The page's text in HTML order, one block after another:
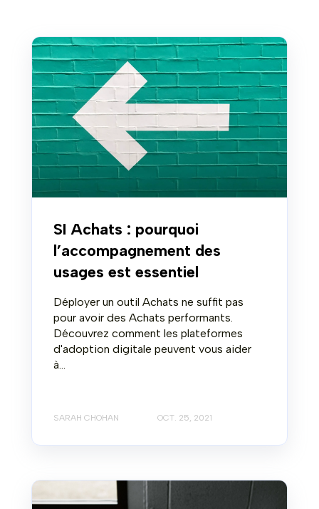
SI Achats : pourquoi
l’accompagnement des
usages est essentiel
Déployer un outil Achats ne suffit pas
pour avoir des Achats performants.
Découvrez comment les plateformes
d'adoption digitale peuvent vous aider
à...
SARAH CHOHAN OCT. 25, 2021